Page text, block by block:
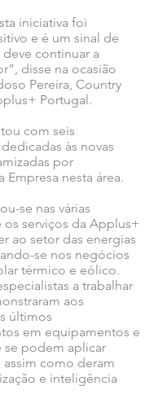
iniciativa foi
e é um sinal de
continuar a
disse na ocasião
Pereira, Country
Portugal.
com seis
às novas
por
Empresa nesta área.
se nas várias
os serviços da Applus+
ao setor das energias
se nos negócios
térmico e eólico.
a trabalhar
aos
últimos
em equipamentos e
se podem aplicar
assim como deram
e inteligência